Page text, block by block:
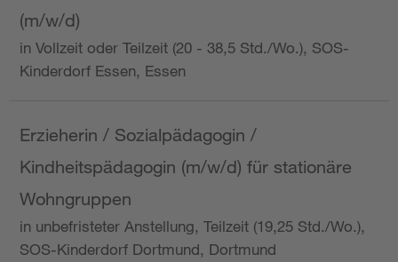
(m/w/d)
in Vollzeit oder Teilzeit (20 - 38,5 Std./Wo.), SOS-
Kinderdorf Essen, Essen
Erzieherin / Sozialpädagogin /
Kindheitspädagogin (m/w/d) für stationäre
Wohngruppen
in unbefristeter Anstellung, Teilzeit (19,25 Std./Wo.),
SOS-Kinderdorf Dortmund, Dortmund